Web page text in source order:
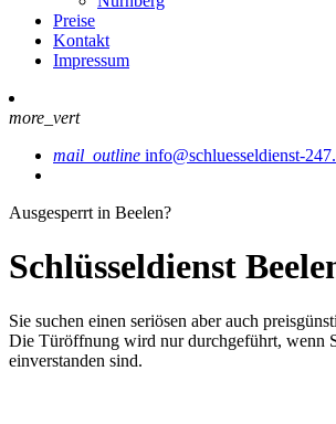
Preise
Kontakt
Impressum
more_vert
mail_outline info@schluesseldienst-
Ausgesperrt in Beelen?
Schlüsseldienst
Sie suchen einen seriösen aber auch
Die Türöffnung wird nur durchgeführt, wenn
einverstanden sind.